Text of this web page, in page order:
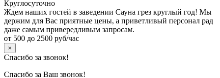
Круглосуточно
Ждем наших гостей в заведении Сауна грез круглый год! Мы
держим для Вас приятные цены, а приветливый персонал рад
даже самым привередливым запросам.
от 500 до 2500 руб/час
×
Спасибо за звонок!
Спасибо за Ваш звонок!